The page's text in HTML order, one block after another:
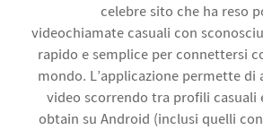
celebre sito che ha reso
videochiamate casuali con
rapido e semplice per connettersi
mondo. L’applicazione permette di
video scorrendo tra profili casuali
obtain su Android (inclusi quelli